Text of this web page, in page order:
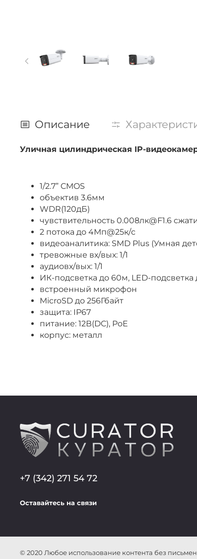
Описание
Уличная цилиндрическая IP-
1/2.7” CMOS
объектив 3.6мм
WDR(120дБ)
чувствительность 0.008лк@F1.6
2 потока до 4Мп@25к/с
видеоаналитика: SMD Plus (Умная
тревожные вх/вых: 1/1
аудиовх/вых: 1/1
ИК-подсветка до 60м, LED-подсветка
встроенный микрофон
MicroSD до 256Гбайт
защита: IP67
питание: 12В(DC), PoE
корпус: металл
+7 (342) 271 54 72
Оставайтесь на связи
© 2020 Любое использование контента без